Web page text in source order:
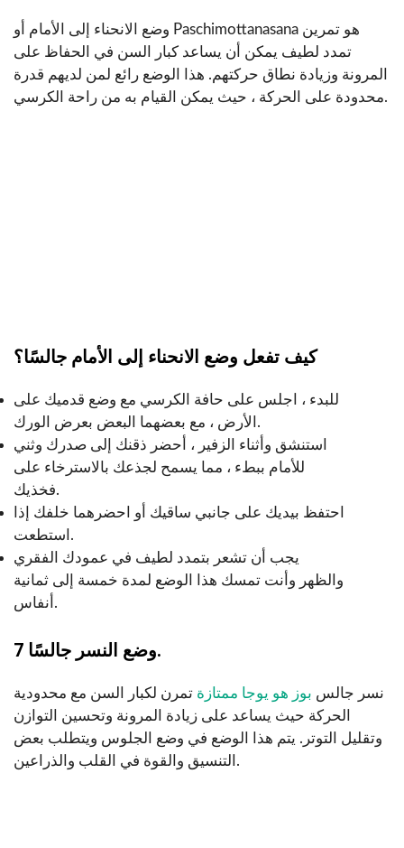
وضع الانحناء إلى الأمام أو Paschimottanasana هو تمرين
تمدد لطيف يمكن أن يساعد كبار السن في الحفاظ على
المرونة وزيادة نطاق حركتهم. هذا الوضع رائع لمن لديهم قدرة
محدودة على الحركة ، حيث يمكن القيام به من راحة الكرسي.
كيف تفعل وضع الانحناء إلى الأمام جالسًا؟
للبدء ، اجلس على حافة الكرسي مع وضع قدميك على
الأرض ، مع بعضهما البعض بعرض الورك.
استنشق وأثناء الزفير ، أحضر ذقنك إلى صدرك وثني
للأمام ببطء ، مما يسمح لجذعك بالاسترخاء على
فخذيك.
احتفظ بيديك على جانبي ساقيك أو احضرهما خلفك إذا
استطعت.
يجب أن تشعر بتمدد لطيف في عمودك الفقري
والظهر وأنت تمسك هذا الوضع لمدة خمسة إلى ثمانية
أنفاس.
7 وضع النسر جالسًا.
نسر جالس بوز هو يوجا ممتازة تمرن لكبار السن مع محدودية
الحركة حيث يساعد على زيادة المرونة وتحسين التوازن
وتقليل التوتر. يتم هذا الوضع في وضع الجلوس ويتطلب بعض
التنسيق والقوة في القلب والذراعين.